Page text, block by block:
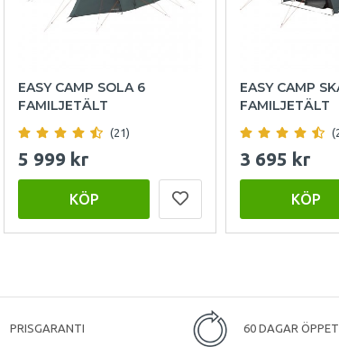
EASY CAMP SOLA 6
FAMILJETÄLT
(21)
5 999 kr
KÖP
EASY CAMP
FAMILJETÄLT
3 695 kr
KÖP
PRISGARANTI 60 DAGAR